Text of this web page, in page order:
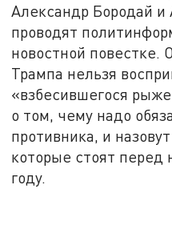
Александр Бородай
проводят
новостной повестке.
Трампа нельзя
«взбесившегося
о том, чему надо
противника, и
которые стоят перед
году.